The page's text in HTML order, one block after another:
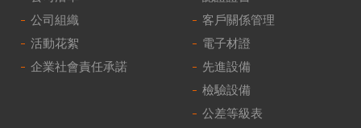
公司組織
活動花絮
企業社會責任承諾
客戶關係管理
電子材證
先進設備
檢驗設備
公差等級表